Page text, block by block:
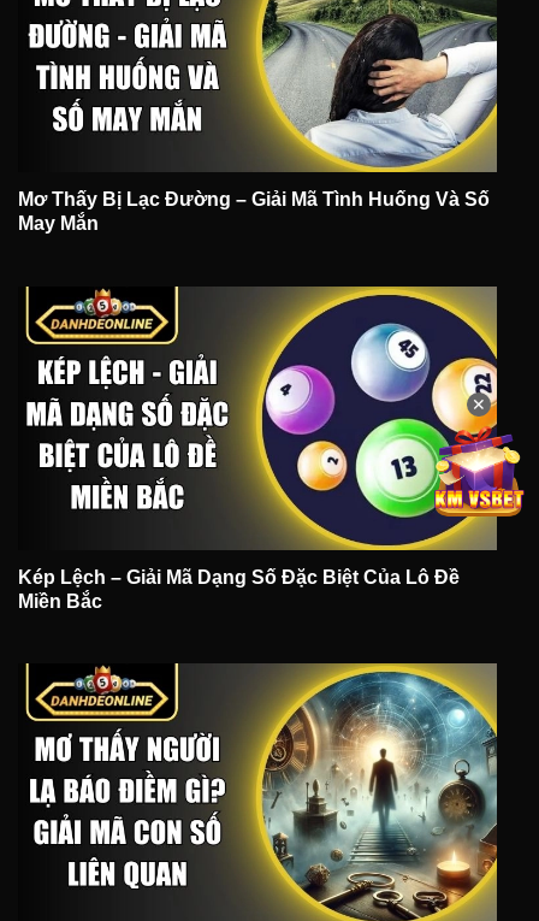
Mơ Thấy Bị Lạc Đường – Giải Mã Tình Huống Và Số
May Mắn
Kép Lệch – Giải Mã Dạng Số Đặc Biệt Của Lô Đề
Miền Bắc
✕